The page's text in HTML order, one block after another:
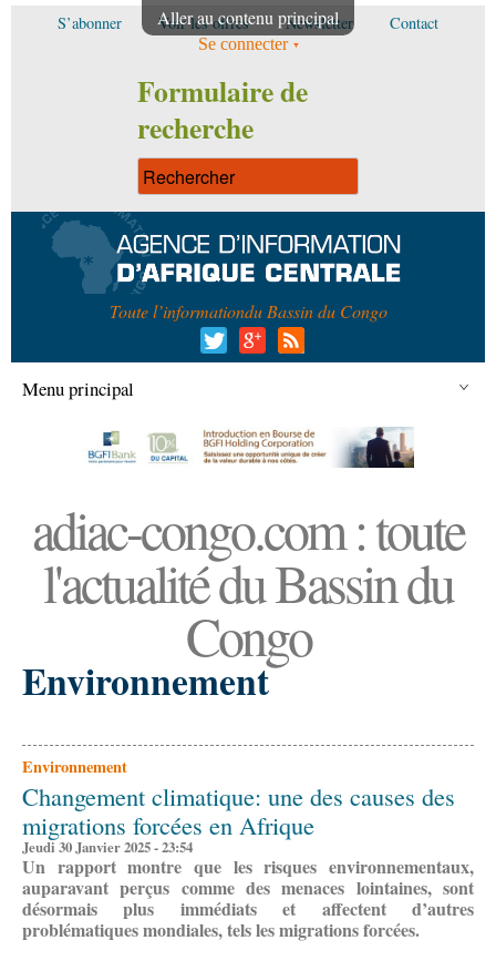
Aller au contenu principal
S’abonner Voir les offres Newsletter Contact
Se connecter
Formulaire de
recherche
Toute l’informationdu Bassin du Congo
Menu principal
adiac-congo.com : toute
l'actualité du Bassin du
Congo
Environnement
Environnement
Changement climatique: une des causes des
migrations forcées en Afrique
Jeudi 30 Janvier 2025 - 23:54
Un rapport montre que les risques environnementaux,
auparavant perçus comme des menaces lointaines, sont
désormais plus immédiats et affectent d’autres
problématiques mondiales, tels les migrations forcées.